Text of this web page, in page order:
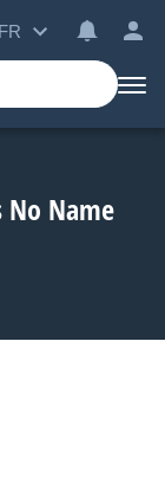
FR
Name